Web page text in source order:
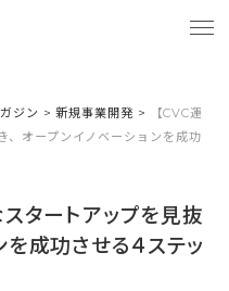
ジン >新規事業開発 >
【CVC運
、オープンイノベーションを成功
タートアップを見抜
を成功させる４ステッ